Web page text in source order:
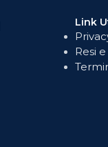
Link
Resi